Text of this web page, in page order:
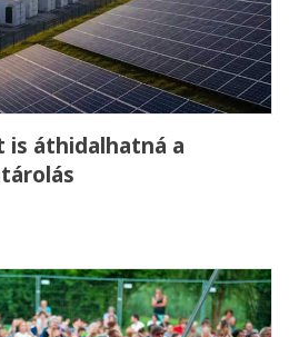
is áthidalhatná a